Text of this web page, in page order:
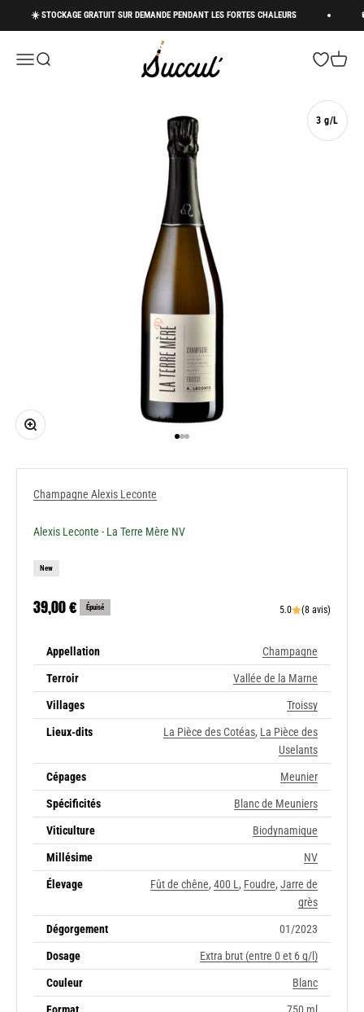
Passer au contenu
☀️ STOCKAGE GRATUIT SUR DEMANDE PENDANT LES FORTES CHALEURS
MenuRecherche
Succul’ • Champagne Shop
Panier
3 g/L
Zoomer sur l'image
Champagne Alexis Leconte
Alexis Leconte - La Terre Mère NV
New
Prix de vente
39,00 € Épuisé 5.0 (8 avis)
Appellation Champagne
Terroir Vallée de la Marne
Villages Troissy
Lieux-dits La Pièce des Cotéas, La Pièce des
Uselants
Cépages Meunier
Spécificités Blanc de Meuniers
Viticulture Biodynamique
Millésime NV
Élevage Fût de chêne, 400 L, Foudre, Jarre de
grès
Dégorgement 01/2023
Dosage Extra brut (entre 0 et 6 g/l)
Couleur Blanc